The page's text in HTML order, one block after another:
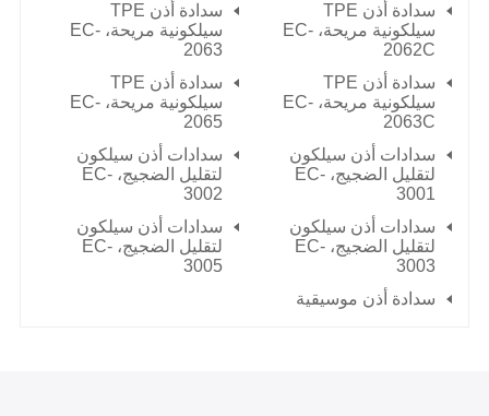
سدادة أذن TPE
سيلكونية مريحة، EC-
2062C
سدادة أذن TPE
سيلكونية مريحة، EC-
2063
سدادة أذن TPE
سيلكونية مريحة، EC-
2063C
سدادة أذن TPE
سيلكونية مريحة، EC-
2065
سدادات أذن سيلكون
لتقليل الضجيج، EC-
3001
سدادات أذن سيلكون
لتقليل الضجيج، EC-
3002
سدادات أذن سيلكون
لتقليل الضجيج، EC-
3003
سدادات أذن سيلكون
لتقليل الضجيج، EC-
3005
سدادة أذن موسيقية